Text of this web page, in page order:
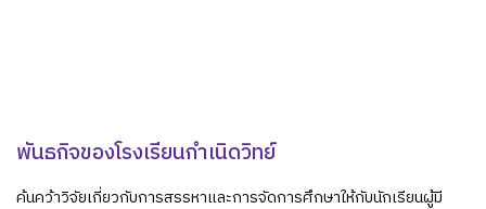
พันธกิจของโรงเรียนกำเนิดวิทย์
ค้นคว้าวิจัยเกี่ยวกับการสรรหาและการจัดการศึกษาให้กับนักเรียนผู้มี